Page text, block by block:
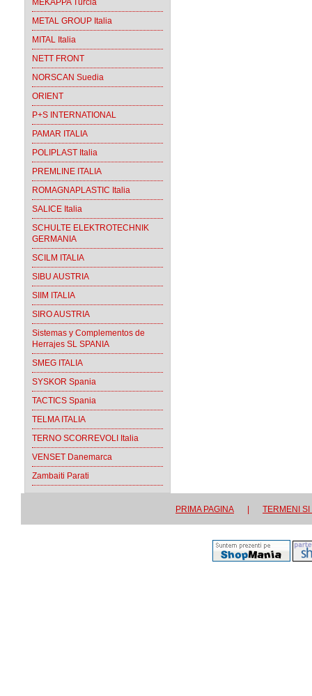
MEKAPPA Turcia
METAL GROUP Italia
MITAL Italia
NETT FRONT
NORSCAN Suedia
ORIENT
P+S INTERNATIONAL
PAMAR ITALIA
POLIPLAST Italia
PREMLINE ITALIA
ROMAGNAPLASTIC Italia
SALICE Italia
SCHULTE ELEKTROTECHNIK
GERMANIA
SCILM ITALIA
SIBU AUSTRIA
SIIM ITALIA
SIRO AUSTRIA
Sistemas y Complementos de
Herrajes SL SPANIA
SMEG ITALIA
SYSKOR Spania
TACTICS Spania
TELMA ITALIA
TERNO SCORREVOLI Italia
VENSET Danemarca
Zambaiti Parati
PRIMA PAGINA TERMENI SI